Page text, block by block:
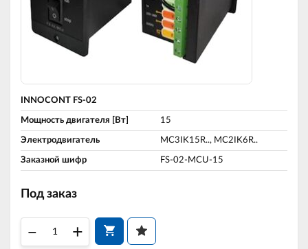
INNOCONT FS-02
Мощность двигателя [Вт] 15
Электродвигатель MC3IK15R.., MC2IK6R..
Заказной шифр FS-02-MCU-15
Под заказ
– +